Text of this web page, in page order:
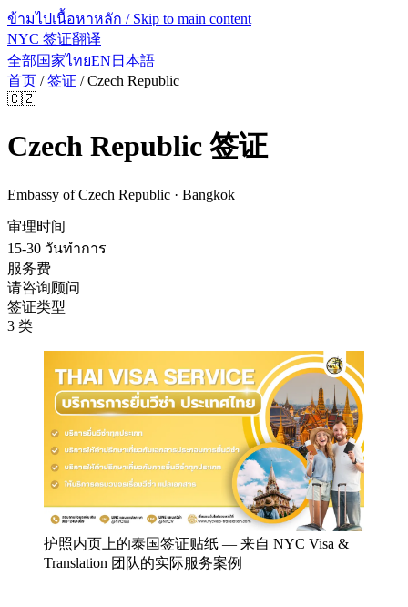
ข้ามไปเนื้อหาหลัก / Skip to main content
NYC 签证翻译
全部国家ไทยEN 日本語
首页 /签证 /Czech Republic
🇨🇿
Czech Republic 签证
Embassy of Czech Republic · Bangkok
审理时间
15-30 วันทำการ
服务费
请咨询顾问
签证类型
3 类
护照内页上的泰国签证贴纸 — 来自 NYC Visa &
Translation 团队的实际服务案例